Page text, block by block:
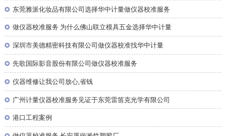
◎ 东莞雅派化妆品有限公司选择华中计量做仪器校准服务
◎ 做仪器校准服务 为什么佛山联立模具五金选择华中计量
◎ 深圳市美德精密科技有限公司做仪器校准找华中计量
◎ 先歌国际影音股份有限公司做仪器校准服务
◎ 仪器维修让我公司放心,省钱
◎ 广州计量仪器校准服务见证于东莞雷笛克光学有限公司
◎ 港口工程案例